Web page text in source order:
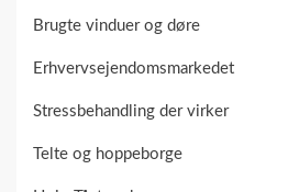
Brugte vinduer og døre
Erhvervsejendomsmarkedet
Stressbehandling der virker
Telte og hoppeborge